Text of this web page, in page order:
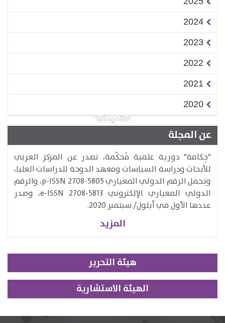
2024
2023
2022
2021
2020
عن المجلة
​"حِكامة" دورية علمية مُحكّمة، تصدر عن المركز العربي
للأبحاث ودراسة السياسات ومعهد الدوحة للدراسات العليا،
وتحمل الرقم الدولي المعياري p-ISSN 2708-5805، والرقم
الدولي المعياري الإلكتروني e-ISSN 2708-5813​، وصدر
عددها الأول في أيلول/ سبتمبر 2020.
المزيد
هيئة التحرير
الهيئة الاستشارية